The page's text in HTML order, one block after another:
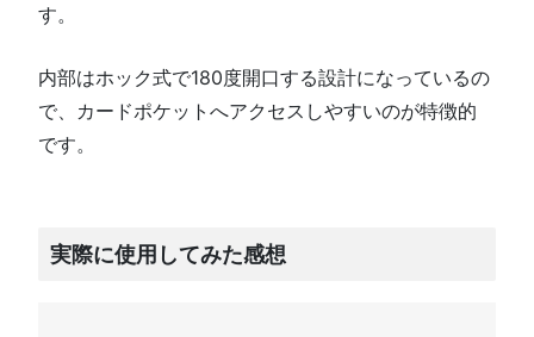
す。
内部はホック式で180度開口する設計になっているの
で、カードポケットへアクセスしやすいのが特徴的
です。
実際に使用してみた感想